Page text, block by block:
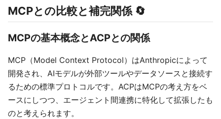
MCPとの比較と補完関係 🔄
MCPの基本概念とACPとの関係
MCP（Model Context Protocol）はAnthropicによって
開発され、AIモデルが外部ツールやデータソースと接続す
るための標準プロトコルです。ACPはMCPの考え方をベ
ースにしつつ、エージェント間連携に特化して拡張したも
のと考えられます。